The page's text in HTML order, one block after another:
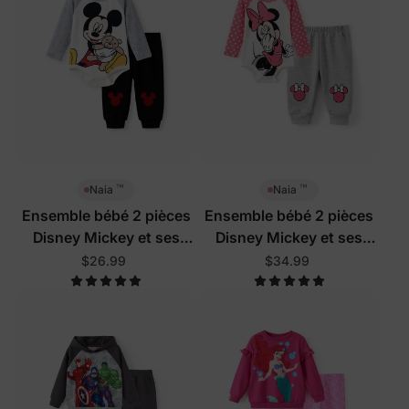
Naia ™
Ensemble bébé 2 pièces
Disney Mickey et ses
amis gris
$26.99
Naia ™
Ensemble bébé 2 pièces
Disney Mickey et ses
amis Rose poudré
$34.99